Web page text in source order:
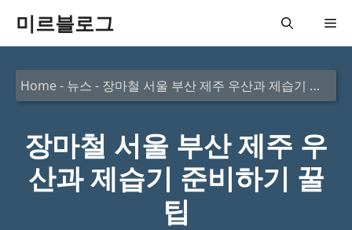
미르블로그 메
뉴
Home - 뉴스 - 장마철 서울 부산 제주 우산과 제습기 준비하기 꿀팁
장마철 서울 부산 제주 우
산과 제습기 준비하기 꿀
팁